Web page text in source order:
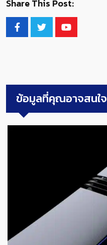
Share This Post:
ข้อมูลที่คุณอาจสนใจ